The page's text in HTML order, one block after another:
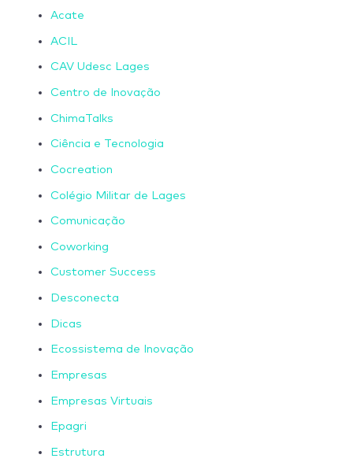
Acate
ACIL
CAV Udesc Lages
Centro de Inovação
ChimaTalks
Ciência e Tecnologia
Cocreation
Colégio Militar de Lages
Comunicação
Coworking
Customer Success
Desconecta
Dicas
Ecossistema de Inovação
Empresas
Empresas Virtuais
Epagri
Estrutura